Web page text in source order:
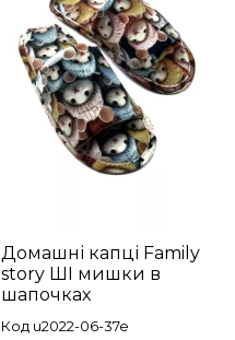
Домашні капці Family
story ШІ мишки в
шапочках
Код u2022-06-37e